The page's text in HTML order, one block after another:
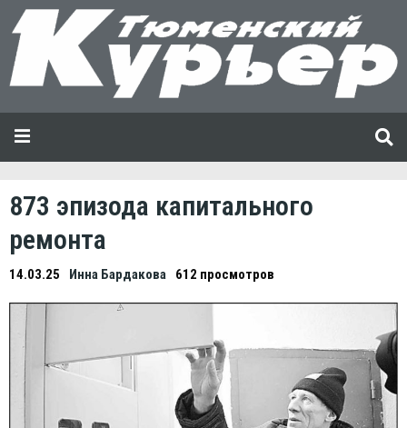
873 эпизода капитального
ремонта
14.03.25 Инна Бардакова 612 просмотров